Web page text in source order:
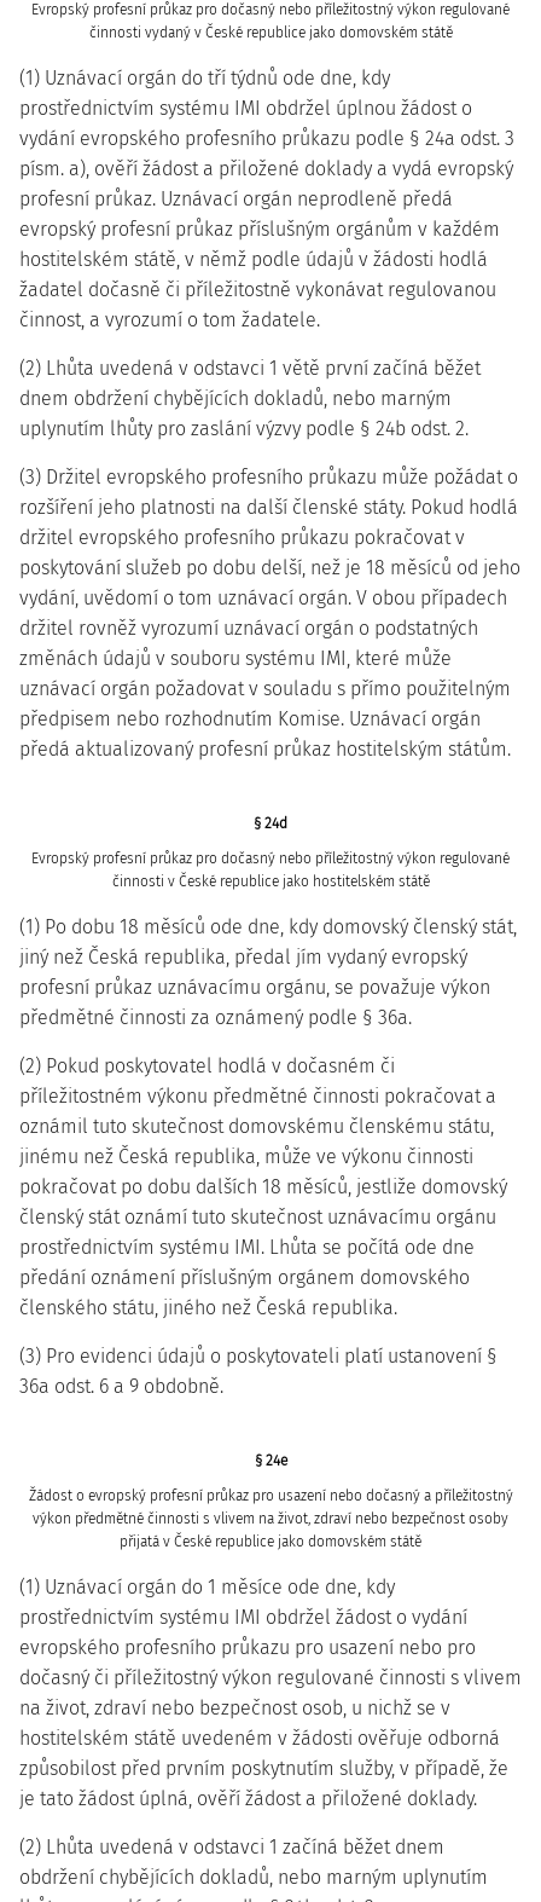
Evropský profesní průkaz pro dočasný nebo příležitostný výkon regulované
činnosti vydaný v České republice jako domovském státě
(1) Uznávací orgán do tří týdnů ode dne, kdy
prostřednictvím systému IMI obdržel úplnou žádost o
vydání evropského profesního průkazu podle § 24a odst. 3
písm. a), ověří žádost a přiložené doklady a vydá evropský
profesní průkaz. Uznávací orgán neprodleně předá
evropský profesní průkaz příslušným orgánům v každém
hostitelském státě, v němž podle údajů v žádosti hodlá
žadatel dočasně či příležitostně vykonávat regulovanou
činnost, a vyrozumí o tom žadatele.
(2) Lhůta uvedená v odstavci 1 větě první začíná běžet
dnem obdržení chybějících dokladů, nebo marným
uplynutím lhůty pro zaslání výzvy podle § 24b odst. 2.
(3) Držitel evropského profesního průkazu může požádat o
rozšíření jeho platnosti na další členské státy. Pokud hodlá
držitel evropského profesního průkazu pokračovat v
poskytování služeb po dobu delší, než je 18 měsíců od jeho
vydání, uvědomí o tom uznávací orgán. V obou případech
držitel rovněž vyrozumí uznávací orgán o podstatných
změnách údajů v souboru systému IMI, které může
uznávací orgán požadovat v souladu s přímo použitelným
předpisem nebo rozhodnutím Komise. Uznávací orgán
předá aktualizovaný profesní průkaz hostitelským státům.
§ 24d
Evropský profesní průkaz pro dočasný nebo příležitostný výkon regulované
činnosti v České republice jako hostitelském státě
(1) Po dobu 18 měsíců ode dne, kdy domovský členský stát,
jiný než Česká republika, předal jím vydaný evropský
profesní průkaz uznávacímu orgánu, se považuje výkon
předmětné činnosti za oznámený podle § 36a.
(2) Pokud poskytovatel hodlá v dočasném či
příležitostném výkonu předmětné činnosti pokračovat a
oznámil tuto skutečnost domovskému členskému státu,
jinému než Česká republika, může ve výkonu činnosti
pokračovat po dobu dalších 18 měsíců, jestliže domovský
členský stát oznámí tuto skutečnost uznávacímu orgánu
prostřednictvím systému IMI. Lhůta se počítá ode dne
předání oznámení příslušným orgánem domovského
členského státu, jiného než Česká republika.
(3) Pro evidenci údajů o poskytovateli platí ustanovení §
36a odst. 6 a 9 obdobně.
§ 24e
Žádost o evropský profesní průkaz pro usazení nebo dočasný a příležitostný
výkon předmětné činnosti s vlivem na život, zdraví nebo bezpečnost osoby
přijatá v České republice jako domovském státě
(1) Uznávací orgán do 1 měsíce ode dne, kdy
prostřednictvím systému IMI obdržel žádost o vydání
evropského profesního průkazu pro usazení nebo pro
dočasný či příležitostný výkon regulované činnosti s vlivem
na život, zdraví nebo bezpečnost osob, u nichž se v
hostitelském státě uvedeném v žádosti ověřuje odborná
způsobilost před prvním poskytnutím služby, v případě, že
je tato žádost úplná, ověří žádost a přiložené doklady.
(2) Lhůta uvedená v odstavci 1 začíná běžet dnem
obdržení chybějících dokladů, nebo marným uplynutím